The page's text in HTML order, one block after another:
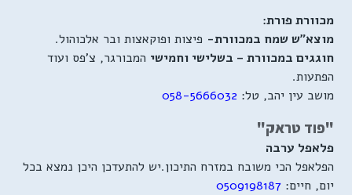
מכוורת פורת:
מוצא"ש שמח במכוורת- פיצות ופוקאצות ובר אלכוהול.
חוגגים במכוורת – בשלישי וחמישי המבורגר, צ'פס ועוד
הפתעות.
מושב עין יהב, טל: 058-5666032
"פוד טראק"
פלאפל ערבה
הפלאפל הכי משובח במזרח התיכון.יש להתעדכן היכן נמצא בכל
יום, חיים:
0509198187